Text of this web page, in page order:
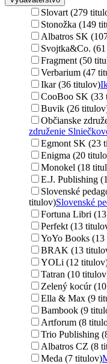
Slovart (279
Stonožka (149
Albatros SK
Svojtka&Co.
Fragment (50
Verbarium (47
Ikar (36 titulov)
CooBoo SK (33
Buvik (26
Občianske
združenie
Egmont SK (23
Enigma (20
Monokel (18
E.J. Publishing
Slovenské
titulov)Slovenské
Fortuna Libri
Perfekt (13
YoYo Books
BRAK (13
YOLi (12
Tatran (10
Zelený kocúr
Ella & Max (9
Bambook (9
Artforum (8
Trio Publishing
Albatros CZ (8
Meda (7 titulov)